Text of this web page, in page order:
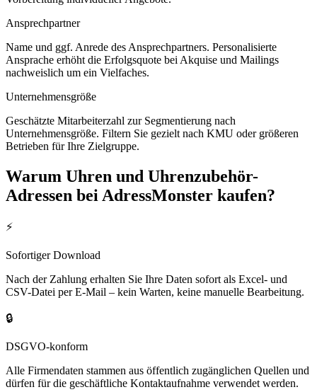
Ansprechpartner
Name und ggf. Anrede des Ansprechpartners. Personalisierte
Ansprache erhöht die Erfolgsquote bei Akquise und Mailings
nachweislich um ein Vielfaches.
Unternehmensgröße
Geschätzte Mitarbeiterzahl zur Segmentierung nach
Unternehmensgröße. Filtern Sie gezielt nach KMU oder größeren
Betrieben für Ihre Zielgruppe.
Warum Uhren und Uhrenzubehör-
Adressen bei AdressMonster kaufen?
⚡
Sofortiger Download
Nach der Zahlung erhalten Sie Ihre Daten sofort als Excel- und
CSV-Datei per E-Mail – kein Warten, keine manuelle Bearbeitung.
🔒
DSGVO-konform
Alle Firmendaten stammen aus öffentlich zugänglichen Quellen und
dürfen für die geschäftliche Kontaktaufnahme verwendet werden.